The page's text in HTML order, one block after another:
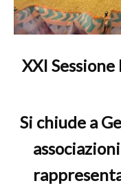
XXI
Si chiude a